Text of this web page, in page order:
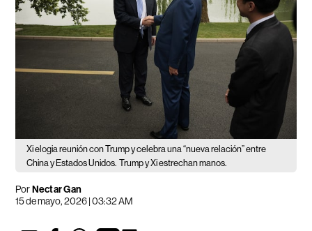
Xi elogia reunión con Trump y celebra una “nueva relación” entre
China y Estados Unidos. Trump y Xi estrechan manos.
PorNectar Gan
15 de mayo, 2026 | 03:32 AM